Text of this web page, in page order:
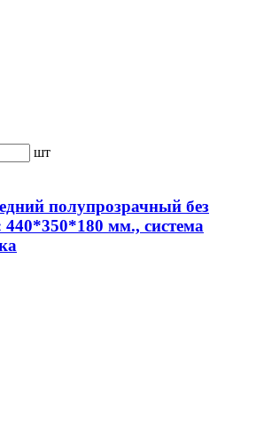
шт
полупрозрачный без
мм., система